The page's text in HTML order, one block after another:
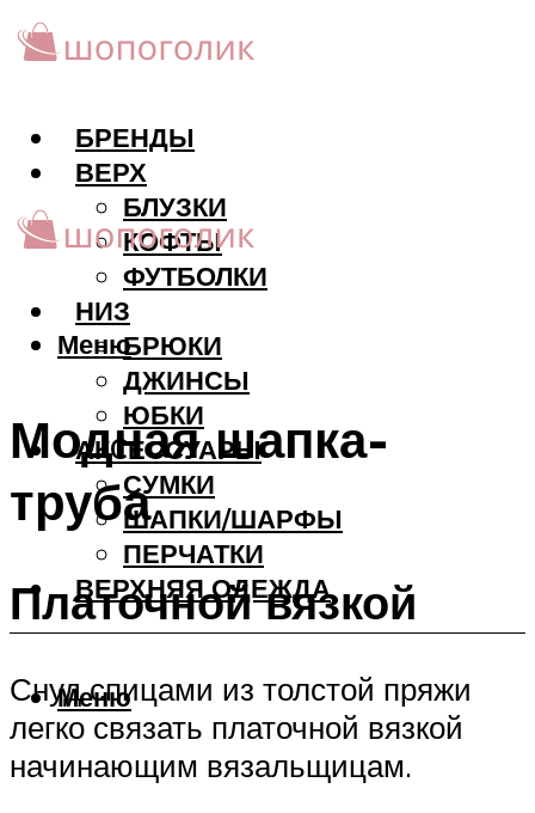
БРЕНДЫ
ВЕРХ
БЛУЗКИ
КОФТЫ
ФУТБОЛКИ
НИЗ
БРЮКИ
ДЖИНСЫ
ЮБКИ
АКCЕССУАРЫ
СУМКИ
ШАПКИ/ШАРФЫ
ПЕРЧАТКИ
ВЕРХНЯЯ ОДЕЖДА
Меню
Меню
Модная шапка-
труба
Платочной вязкой
Снуд спицами из толстой пряжи
легко связать платочной вязкой
начинающим вязальщицам.